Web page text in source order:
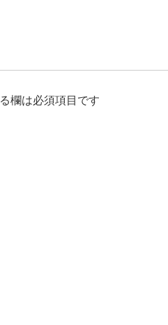
欄は必須項目です